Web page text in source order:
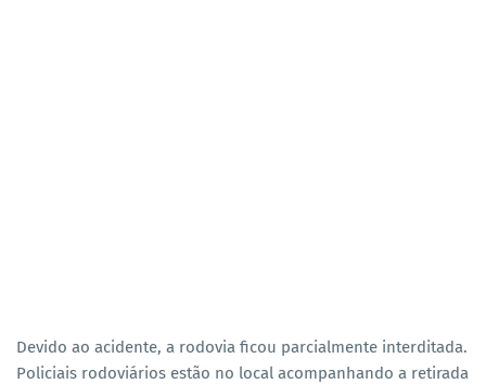
Devido ao acidente, a rodovia ficou parcialmente interditada.
Policiais rodoviários estão no local acompanhando a retirada